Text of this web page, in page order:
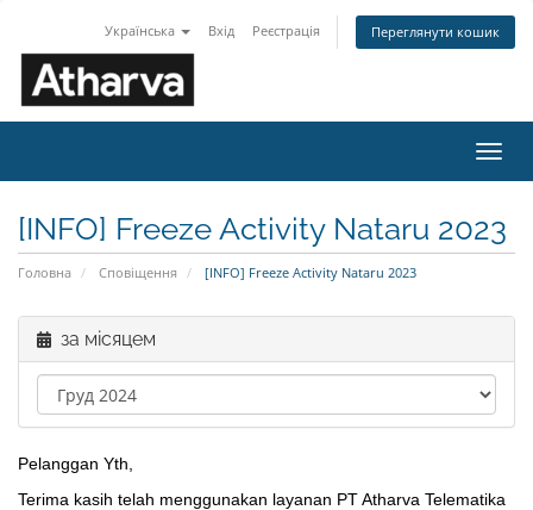
Українська Вхід Реєстрація Переглянути кошик
[INFO] Freeze Activity Nataru 2023
Головна Сповіщення [INFO] Freeze Activity Nataru 2023
за місяцем
Pelanggan Yth,
Terima kasih telah menggunakan layanan PT Atharva Telematika